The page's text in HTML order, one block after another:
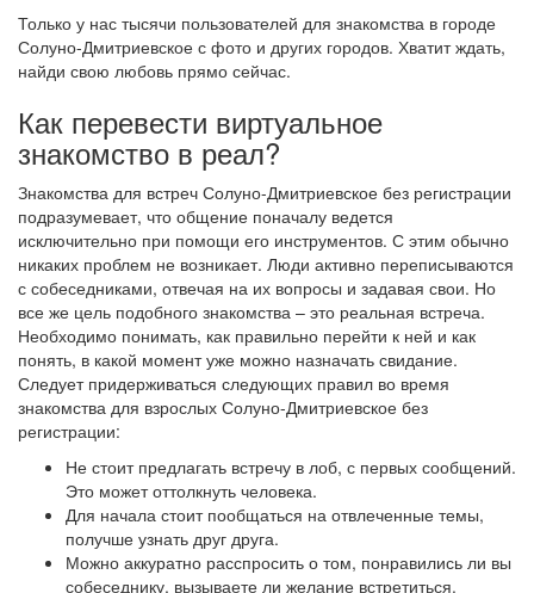
Только у нас тысячи пользователей для знакомства в городе
Солуно-Дмитриевское с фото и других городов. Хватит ждать,
найди свою любовь прямо сейчас.
Как перевести виртуальное
знакомство в реал?
Знакомства для встреч Солуно-Дмитриевское без регистрации
подразумевает, что общение поначалу ведется
исключительно при помощи его инструментов. С этим обычно
никаких проблем не возникает. Люди активно переписываются
с собеседниками, отвечая на их вопросы и задавая свои. Но
все же цель подобного знакомства – это реальная встреча.
Необходимо понимать, как правильно перейти к ней и как
понять, в какой момент уже можно назначать свидание.
Следует придерживаться следующих правил во время
знакомства для взрослых Солуно-Дмитриевское без
регистрации:
Не стоит предлагать встречу в лоб, с первых сообщений.
Это может оттолкнуть человека.
Для начала стоит пообщаться на отвлеченные темы,
получше узнать друг друга.
Можно аккуратно расспросить о том, понравились ли вы
собеседнику, вызываете ли желание встретиться.